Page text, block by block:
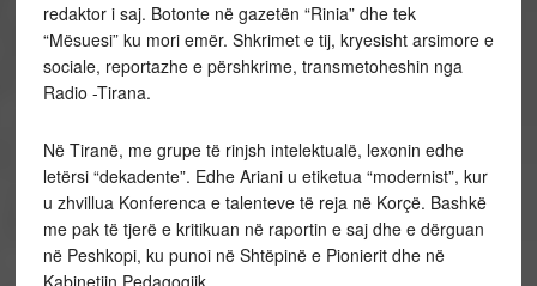
redaktor i saj. Botonte në gazetën “Rinia” dhe tek
“Mësuesi” ku mori emër. Shkrimet e tij, kryesisht arsimore e
sociale, reportazhe e përshkrime, transmetoheshin nga
Radio -Tirana.
Në Tiranë, me grupe të rinjsh intelektualë, lexonin edhe
letërsi “dekadente”. Edhe Ariani u etiketua “modernist”, kur
u zhvillua Konferenca e talenteve të reja në Korçë. Bashkë
me pak të tjerë e kritikuan në raportin e saj dhe e dërguan
në Peshkopi, ku punoi në Shtëpinë e Pionierit dhe në
Kabinetiin Pedagogjik.